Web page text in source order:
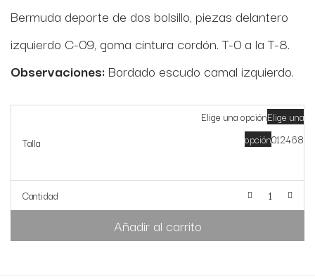
Bermuda deporte de dos bolsillo, piezas delantero
izquierdo C-09, goma cintura cordón. T-0 a la T-8.
Observaciones: Bordado escudo camal izquierdo.
Talla
Elige una opciónElige una
opción012468
Cantidad
Añadir al carrito